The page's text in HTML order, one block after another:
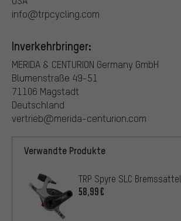
info@trpcycling.com
Inverkehrbringer:
MERIDA & CENTURION Germany GmbH
Blumenstraße 49-51
71106 Magstadt
Deutschland
vertrieb@merida-centurion.com
Verwandte Produkte
TRP Spyre SLC Bremssattel
58,99€